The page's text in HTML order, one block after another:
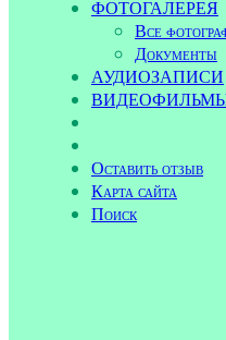
ФОТОГАЛЕРЕЯ
Все
Документы
АУДИОЗАПИСИ
Оставить отзыв
Карта сайта
Поиск